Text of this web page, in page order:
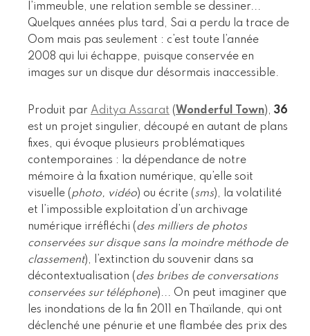
l’immeuble, une relation semble se dessiner...
Quelques années plus tard, Sai a perdu la trace de
Oom mais pas seulement : c’est toute l’année
2008 qui lui échappe, puisque conservée en
images sur un disque dur désormais inaccessible.
Produit par Aditya Assarat (Wonderful Town), 36
est un projet singulier, découpé en autant de plans
fixes, qui évoque plusieurs problématiques
contemporaines : la dépendance de notre
mémoire à la fixation numérique, qu’elle soit
visuelle (photo, vidéo) ou écrite (sms), la volatilité
et l’impossible exploitation d’un archivage
numérique irréfléchi (des milliers de photos
conservées sur disque sans la moindre méthode de
classement), l’extinction du souvenir dans sa
décontextualisation (des bribes de conversations
conservées sur téléphone)... On peut imaginer que
les inondations de la fin 2011 en Thaïlande, qui ont
déclenché une pénurie et une flambée des prix des